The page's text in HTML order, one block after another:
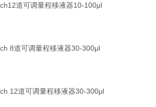
道可调量程移液器10-100μl
8道可调量程移液器30-300μl
12道可调量程移液器30-300μl